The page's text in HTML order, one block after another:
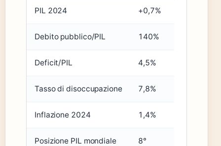
PIL 2024 +0,7%
Debito pubblico/PIL 140%
Deficit/PIL 4,5%
Tasso di disoccupazione 7,8%
Inflazione 2024 1,4%
Posizione PIL mondiale 8°